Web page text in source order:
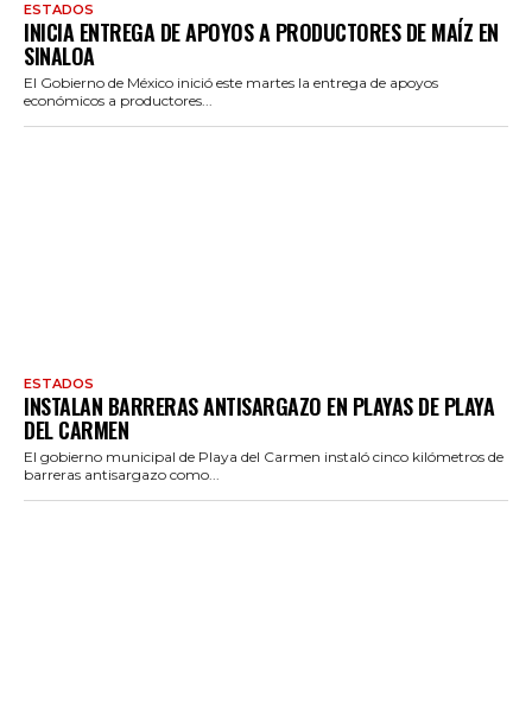
ESTADOS
INICIA ENTREGA DE APOYOS A PRODUCTORES DE MAÍZ EN
SINALOA
El Gobierno de México inició este martes la entrega de apoyos
económicos a productores...
ESTADOS
INSTALAN BARRERAS ANTISARGAZO EN PLAYAS DE PLAYA
DEL CARMEN
El gobierno municipal de Playa del Carmen instaló cinco kilómetros de
barreras antisargazo como...